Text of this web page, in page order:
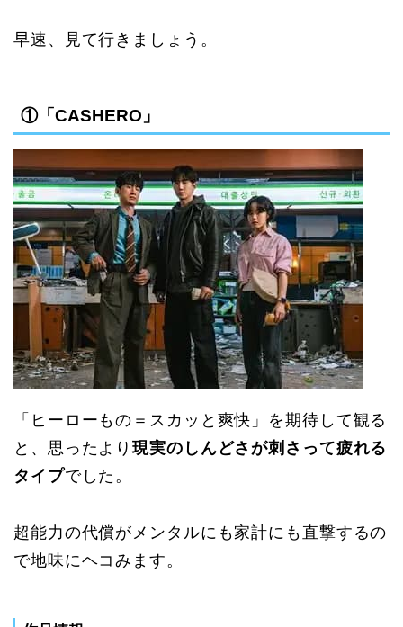
早速、見て行きましょう。
①「CASHERO」
「ヒーローもの＝スカッと爽快」を期待して観る
と、思ったより現実のしんどさが刺さって疲れる
タイプでした。
超能力の代償がメンタルにも家計にも直撃するの
で地味にヘコみます。